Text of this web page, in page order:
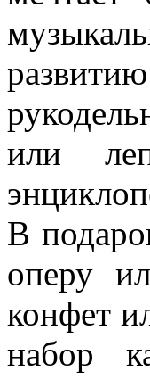
или
В
оперу
конфет
набор